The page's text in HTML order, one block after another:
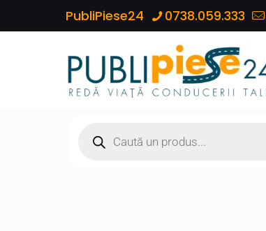
PubliPiese24 0738.059.333